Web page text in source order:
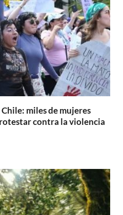
miles de mujeres
contra la violencia